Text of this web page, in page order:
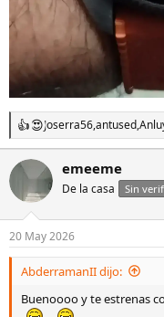
R
e
a
o
n
e
Joserra56,antused,Anlu
emeeme
De la casa Sin
20 May 2026
AbderramanII dijo:
Buenoooo y te estrenas